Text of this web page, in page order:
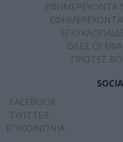
ΕΦΗΜΕΡΕΥΟΝΤΑ
ΟΛΕΣ ΟΙ
ΠΡΩΤΕΣ
FACEBOOK
TWITTER
ΕΠΙΚΟΙΝΩΝΙΑ